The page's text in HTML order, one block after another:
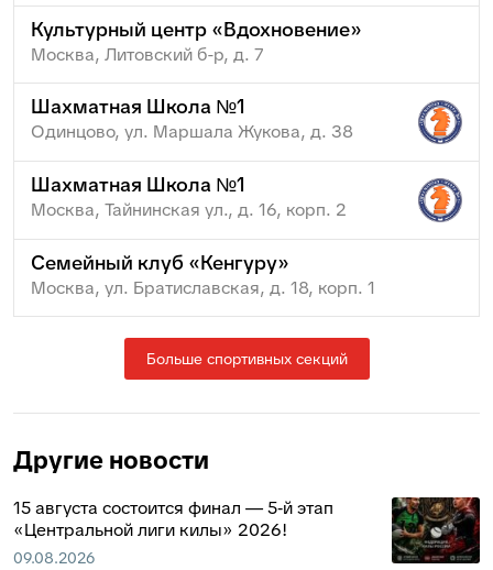
Культурный центр «Вдохновение»
Москва, Литовский б-р, д. 7
Шахматная Школа №1
Одинцово, ул. Маршала Жукова, д. 38
Шахматная Школа №1
Москва, Тайнинская ул., д. 16, корп. 2
Семейный клуб «Кенгуру»
Москва, ул. Братиславская, д. 18, корп. 1
Больше спортивных секций
Другие новости
15 августа состоится финал — 5‑й этап
«Центральной лиги килы» 2026!
09.08.2026